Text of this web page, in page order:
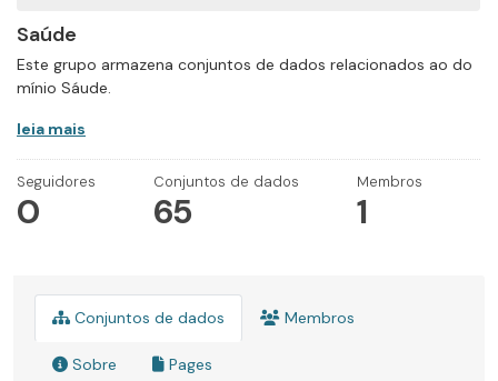
Saúde
Este grupo armazena conjuntos de dados relacionados ao do
mínio Sáude.
leia mais
Seguidores
0
Conjuntos de dados
65
Membros
1
Conjuntos de dados Membros
Sobre Pages